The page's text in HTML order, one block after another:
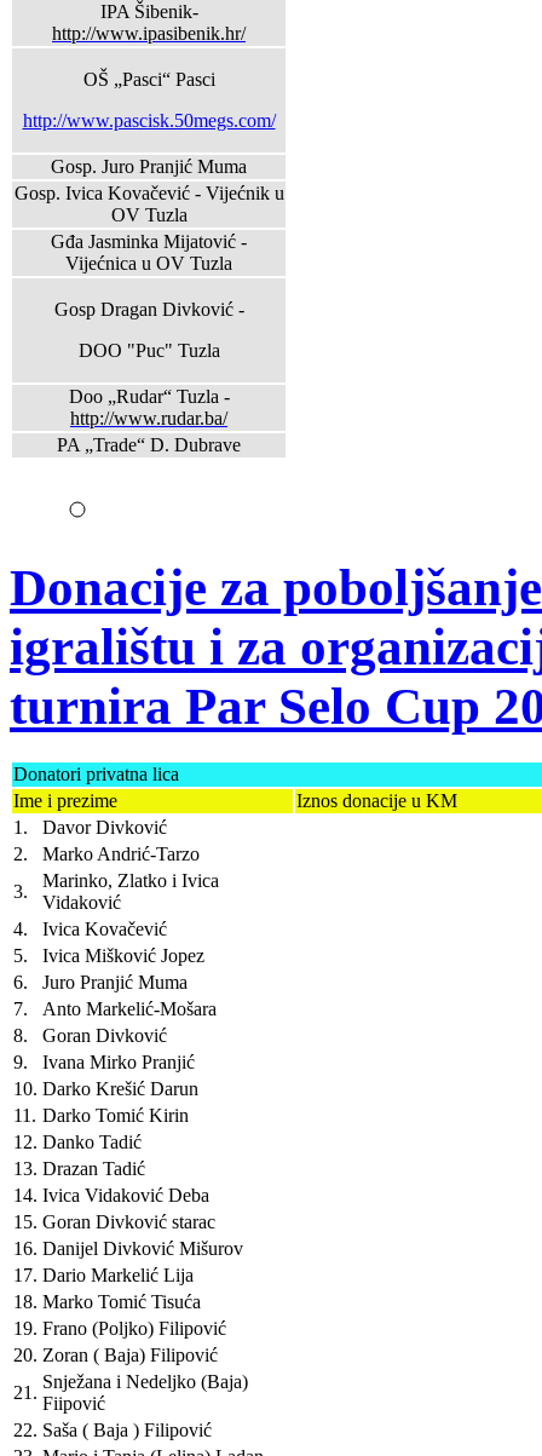
IPA Šibenik-
http://www.ipasibenik.hr/
OŠ „Pasci“ Pasci
http://www.pascisk.50megs.com/
Gosp. Juro Pranjić Muma
Gosp. Ivica Kovačević - Vijećnik u
OV Tuzla
Gđa Jasminka Mijatović -
Vijećnica u OV Tuzla
Gosp Dragan Divković -
DOO "Puc" Tuzla
Doo „Rudar“ Tuzla -
http://www.rudar.ba/
PA „Trade“ D. Dubrave
Donacije za
igralištu i za
turnira Par Selo Cup
Donatori privatna lica
Ime i prezime
Iznos donacije u KM
1.
Davor Divković
2.
Marko Andrić-Tarzo
3.
Marinko, Zlatko i Ivica
Vidaković
4.
Ivica Kovačević
5.
Ivica Mišković Jopez
6.
Juro Pranjić Muma
7.
Anto Markelić-Mošara
8.
Goran Divković
9.
Ivana Mirko Pranjić
10. Darko Krešić Darun
11. Darko Tomić Kirin
12. Danko Tadić
13. Drazan Tadić
14. Ivica Vidaković Deba
15. Goran Divković starac
16. Danijel Divković Mišurov
17. Dario Markelić Lija
18. Marko Tomić Tisuća
19. Frano (Poljko) Filipović
20. Zoran ( Baja) Filipović
21.
Snježana i Nedeljko (Baja)
Fiipović
22. Saša ( Baja ) Filipović